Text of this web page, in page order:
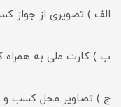
الف ) تصویری از جواز
ب ) کارت ملی به
ج ) تصاویر محل کسب و